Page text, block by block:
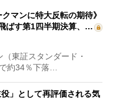
マンに特大反転の期待》
ばす第1四半期決算、…
東証スタンダード・
約34％下落…
」として再評価される気